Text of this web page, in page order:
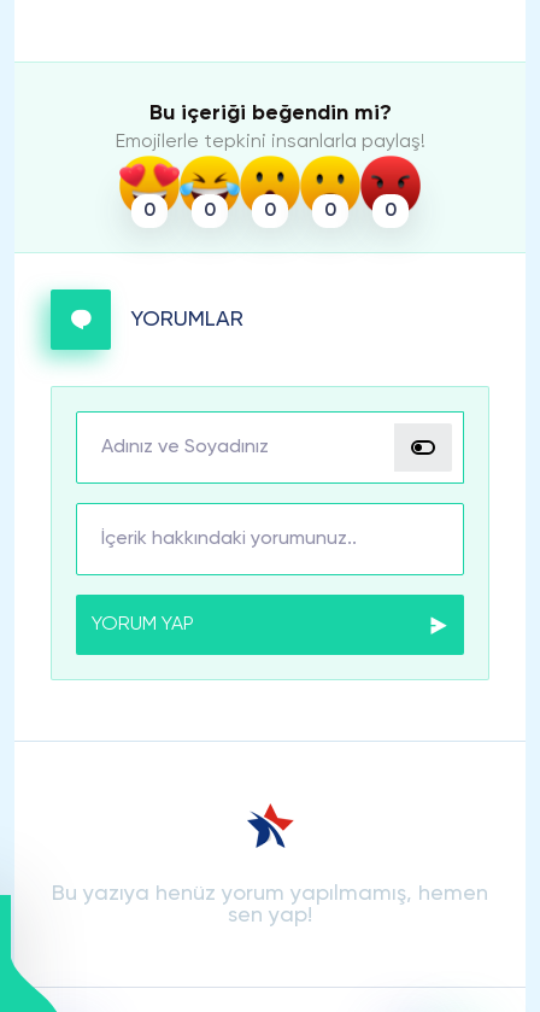
Bu içeriği beğendin mi?
Emojilerle tepkini insanlarla paylaş!
0 0 0 0 0
YORUMLAR
YORUM YAP
Bu yazıya henüz yorum yapılmamış, hemen
sen yap!